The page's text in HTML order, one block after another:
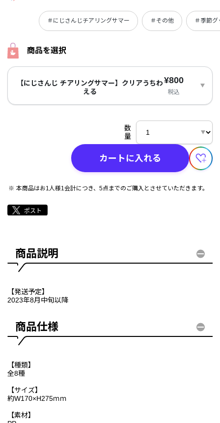
＃にじさんじチアリングサマー ＃その他 ＃季節グ
商品を選択
【にじさんじ チアリングサマー】クリアうちわ
える
¥800
税込
数
量
カートに入れる
本商品はお1人様1会計につき、5点までのご購入とさせていただきます。
商品説明
【発送予定】
2023年8月中旬以降
商品仕様
【種類】
全8種
【サイズ】
約W170×H275ｍｍ
【素材】